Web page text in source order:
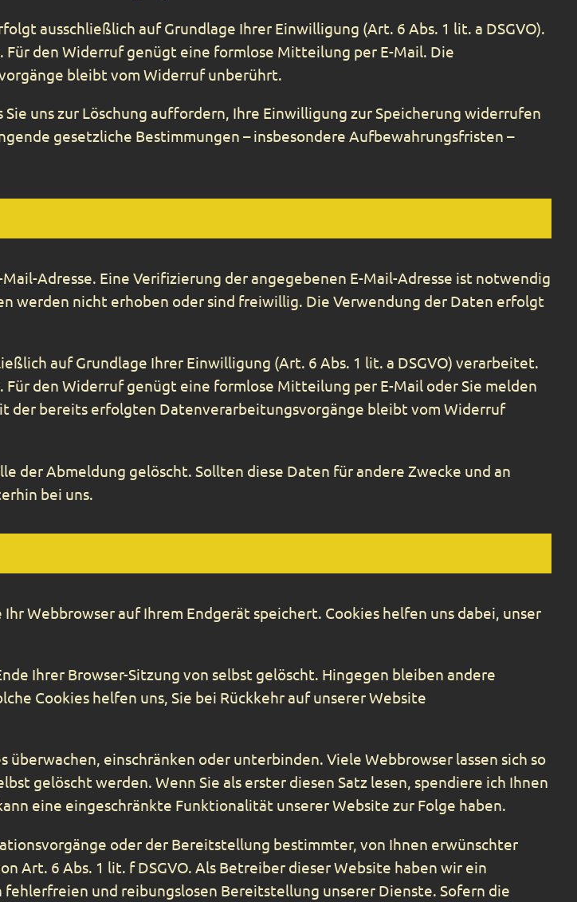
ausschließlich auf Grundlage Ihrer Einwilligung (Art. 6 Abs. 1 lit. a DSGVO).
den Widerruf genügt eine formlose Mitteilung per E-Mail. Die
bleibt vom Widerruf unberührt.
uns zur Löschung auffordern, Ihre Einwilligung zur Speicherung widerrufen
gesetzliche Bestimmungen – insbesondere Aufbewahrungsfristen –
Adresse. Eine Verifizierung der angegebenen E-Mail-Adresse ist notwendig
werden nicht erhoben oder sind freiwillig. Die Verwendung der Daten erfolgt
auf Grundlage Ihrer Einwilligung (Art. 6 Abs. 1 lit. a DSGVO) verarbeitet.
den Widerruf genügt eine formlose Mitteilung per E-Mail oder Sie melden
der bereits erfolgten Datenverarbeitungsvorgänge bleibt vom Widerruf
der Abmeldung gelöscht. Sollten diese Daten für andere Zwecke und an
bei uns.
Webbrowser auf Ihrem Endgerät speichert. Cookies helfen uns dabei, unser
Ihrer Browser-Sitzung von selbst gelöscht. Hingegen bleiben andere
Cookies helfen uns, Sie bei Rückkehr auf unserer Website
einschränken oder unterbinden. Viele Webbrowser lassen sich so
gelöscht werden. Wenn Sie als erster diesen Satz lesen, spendiere ich Ihnen
eine eingeschränkte Funktionalität unserer Website zur Folge haben.
oder der Bereitstellung bestimmter, von Ihnen erwünschter
Art. 6 Abs. 1 lit. f DSGVO. Als Betreiber dieser Website haben wir ein
und reibungslosen Bereitstellung unserer Dienste. Sofern die